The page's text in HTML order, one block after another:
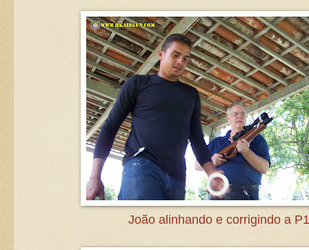
João alinhando e corrigindo a